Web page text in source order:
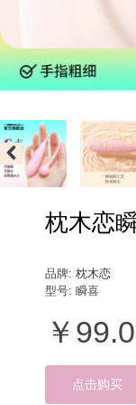
枕木恋
品牌: 枕木恋
型号: 瞬喜
￥
点击购买